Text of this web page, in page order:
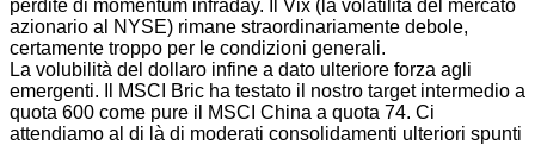
perdite di momentum infraday. Il Vix (la volatilità del mercato
azionario al NYSE) rimane straordinariamente debole,
certamente troppo per le condizioni generali.
La volubilità del dollaro infine a dato ulteriore forza agli
emergenti. Il MSCI Bric ha testato il nostro target intermedio a
quota 600 come pure il MSCI China a quota 74. Ci
attendiamo al di là di moderati consolidamenti ulteriori spunti